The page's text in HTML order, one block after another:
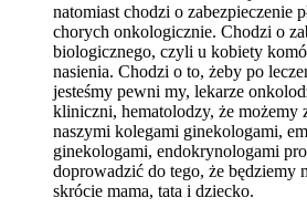
natomiast chodzi o zabezpieczenie
chorych onkologicznie. Chodzi o
biologicznego, czyli u kobiety
nasienia. Chodzi o to, żeby po
jesteśmy pewni my, lekarze
kliniczni, hematolodzy, że możemy
naszymi kolegami ginekologami,
ginekologami, endokrynologami
doprowadzić do tego, że będziemy
skrócie mama, tata i dziecko.